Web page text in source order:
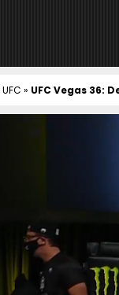
UFC » UFC Vegas 36: